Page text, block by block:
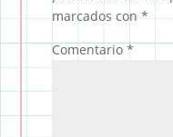
marcados con*
Comentario*